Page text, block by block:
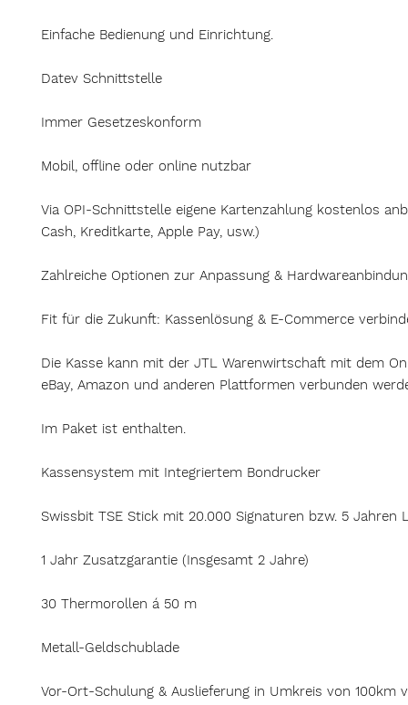
Einfache Bedienung und Einrichtung.
Datev Schnittstelle
Immer Gesetzeskonform
Mobil, offline oder online nutzbar
Via OPI-Schnittstelle eigene Kartenzahlung kostenlos
Cash, Kreditkarte, Apple Pay, usw.)
Zahlreiche Optionen zur Anpassung &
Fit für die Zukunft: Kassenlösung & E-Commerce
Die Kasse kann mit der JTL Warenwirtschaft mit dem
eBay, Amazon und anderen Plattformen verbunden
Im Paket ist enthalten.
Kassensystem mit Integriertem Bondrucker
Swissbit TSE Stick mit 20.000 Signaturen bzw. 5 Jahren
1 Jahr Zusatzgarantie (Insgesamt 2 Jahre)
30 Thermorollen á 50 m
Metall-Geldschublade
Vor-Ort-Schulung & Auslieferung in Umkreis von 100km